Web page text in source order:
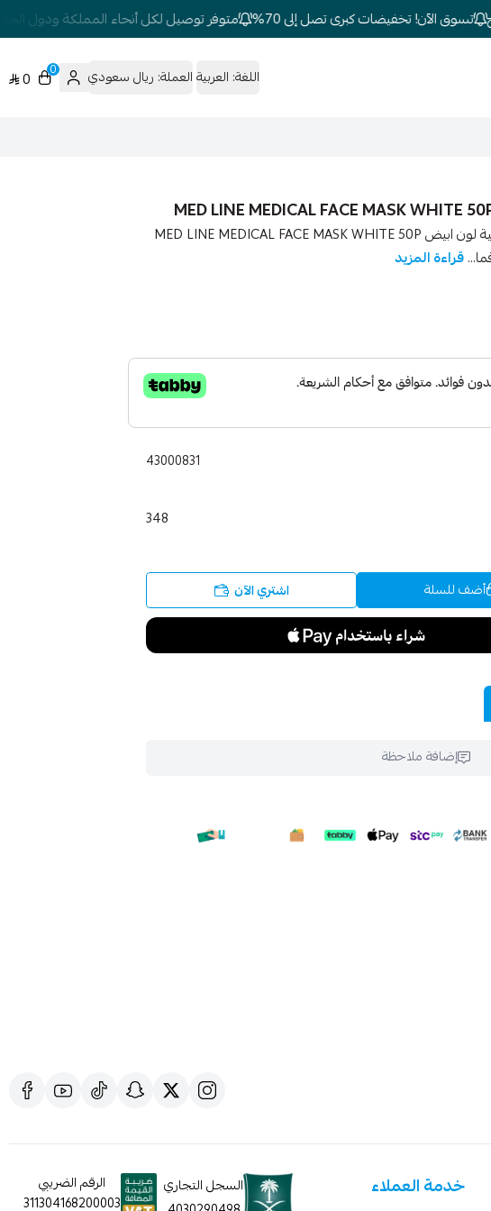
تسوق الآن! تخفيضات كبرى تصل إلى 70% متوفر توصيل لكل أنحاء المملكة ودول الخليج
اللغة: العربيةالعملة: ريال سعودي 0
0
كمامات ميدلاين طبي : كمامات ميدلاين الطبية لون ابيض MED LINE MEDICAL FACE MASK WHITE 50P
قراءة المزيد
43000831
348
أضف للسلة اشتري الآن
إضافة ملاحظة
خدمة العملاء
السجل التجاري
الرقم الضريبي
311304168200003